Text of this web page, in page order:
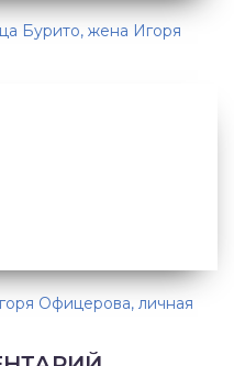
Бурито, жена Игоря
Офицерова, личная